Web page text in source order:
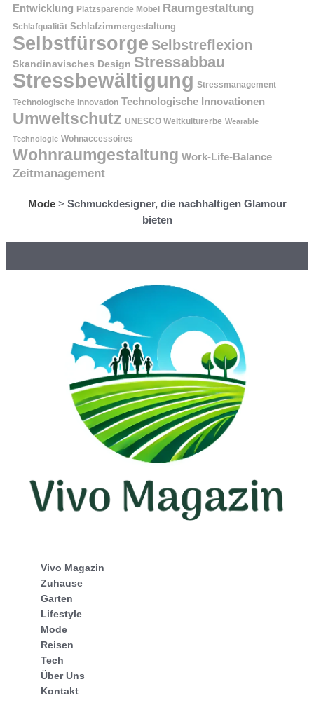
Entwicklung Platzsparende Möbel Raumgestaltung
Schlafqualität Schlafzimmergestaltung
Selbstfürsorge Selbstreflexion
Skandinavisches Design Stressabbau
Stressbewältigung Stressmanagement
Technologische Innovation Technologische Innovationen
Umweltschutz UNESCO Weltkulturerbe Wearable
Technologie Wohnaccessoires
Wohnraumgestaltung Work-Life-Balance
Zeitmanagement
Mode> Schmuckdesigner, die nachhaltigen Glamour
bieten
Vivo Magazin
Zuhause
Garten
Lifestyle
Mode
Reisen
Tech
Über Uns
Kontakt